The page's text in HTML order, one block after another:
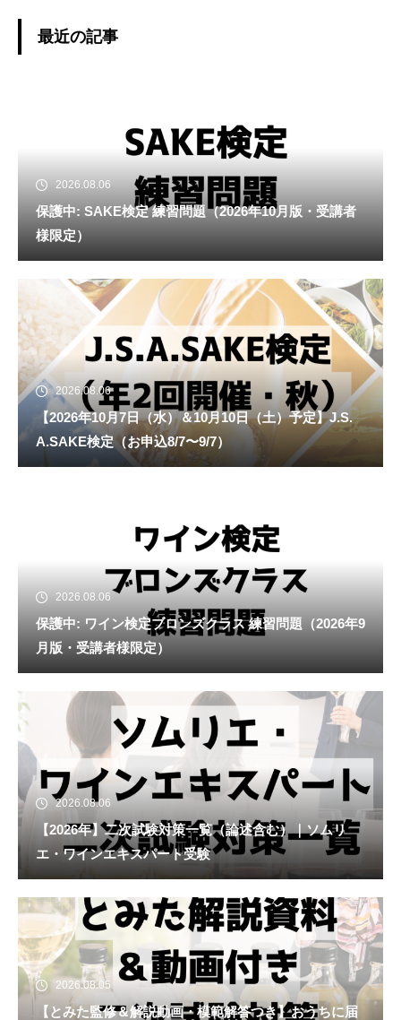
最近の記事
2026.08.06
保護中: SAKE検定 練習問題（2026年10月版・受講者
様限定）
2026.08.06
【2026年10月7日（水）＆10月10日（土）予定】J.S.
A.SAKE検定（お申込8/7〜9/7）
2026.08.06
保護中: ワイン検定ブロンズクラス 練習問題（2026年9
月版・受講者様限定）
2026.08.06
【2026年】二次試験対策一覧（論述含む）｜ソムリ
エ・ワインエキスパート受験
2026.08.05
【とみた監修＆解説動画・模範解答つき】おうちに届